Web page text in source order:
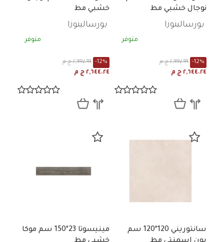
نوجال خشبي مط
متوفر
٢,٩٩٧.٩٩ ج م -12%
٢,٦٤٤.٢٤ ج م
خشبي مط
متوفر
٢,٩٩٧.٩٩ ج م -12%
٢,٦٤٤.٢٤ ج م
سانتوريني 120*120 سم
مينيسوتا 23*150 سم موكا